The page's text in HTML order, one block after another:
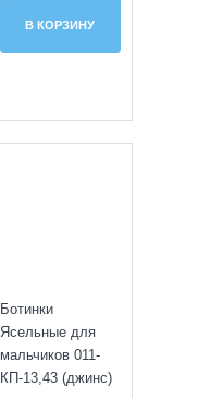
В КОРЗИНУ
Ботинки
Ясельные для
мальчиков 011-
КП-13,43 (джинс)